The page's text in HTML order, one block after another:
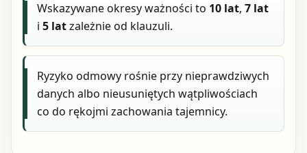
Wskazywane okresy ważności to 10 lat,7 lat
i5 latzależnie od klauzuli.
Ryzyko odmowy rośnie przy nieprawdziwych
danych albo nieusuniętych wątpliwościach
co do rękojmi zachowania tajemnicy.